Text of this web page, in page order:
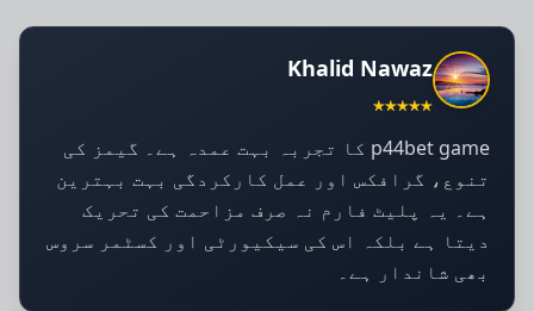
Khalid Nawaz
★★★★★
p44bet game کا تجربہ بہت عمدہ ہے۔ گیمز کی
تنوع، گرافکس اور عمل کارکردگی بہت بہترین
ہے۔ یہ پلیٹ فارم نہ صرف مزاحمت کی تحریک
دیتا ہے بلکہ اس کی سیکیورٹی اور کسٹمر سروس
بھی شاندار ہے۔